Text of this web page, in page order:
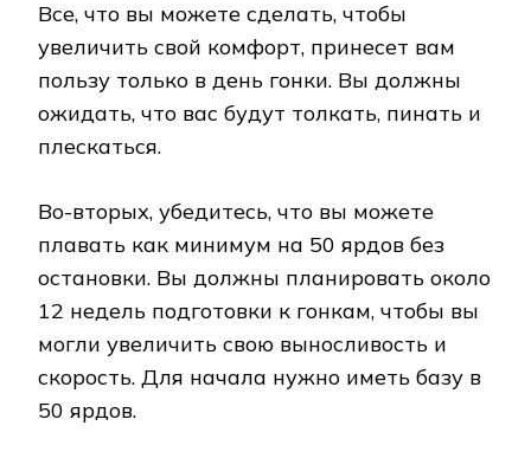
Все, что вы можете сделать, чтобы
увеличить свой комфорт, принесет вам
пользу только в день гонки. Вы должны
ожидать, что вас будут толкать, пинать и
плескаться.
Во-вторых, убедитесь, что вы можете
плавать как минимум на 50 ярдов без
остановки. Вы должны планировать около
12 недель подготовки к гонкам, чтобы вы
могли увеличить свою выносливость и
скорость. Для начала нужно иметь базу в
50 ярдов.